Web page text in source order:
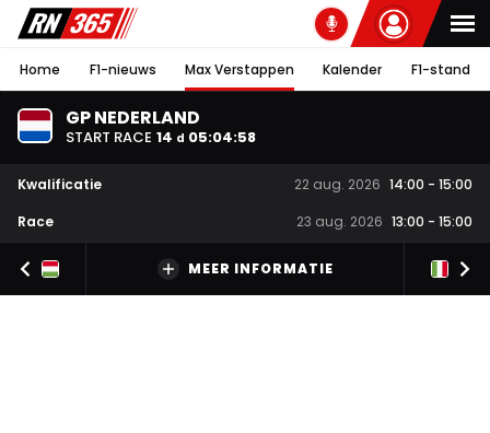
Home F1-nieuws Max Verstappen Kalender F1-stand
GP NEDERLAND
START RACE 14 d 05:04:58
Kwalificatie 22 aug. 2026 14:00 - 15:00
Race
23 aug. 2026 13:00 - 15:00
MEER INFORMATIE